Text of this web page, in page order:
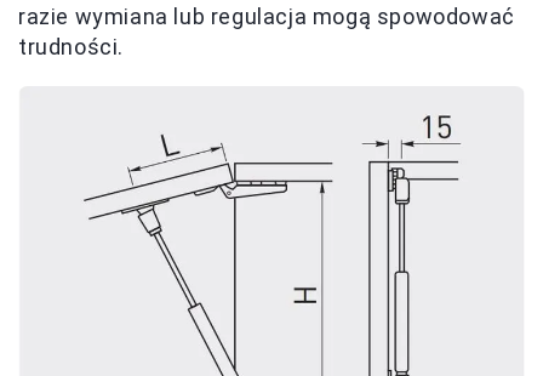
razie wymiana lub regulacja mogą spowodować
trudności.